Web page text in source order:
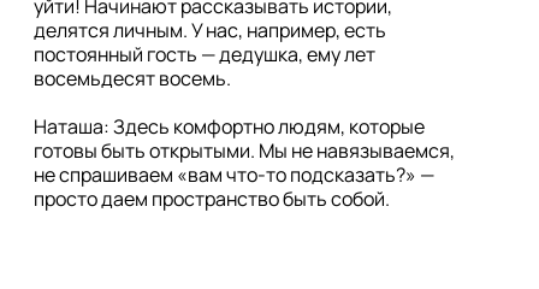
уйти! Начинают рассказывать истории,
делятся личным. У нас, например, есть
постоянный гость — дедушка, ему лет
восемьдесят восемь.
Наташа: Здесь комфортно людям, которые
готовы быть открытыми. Мы не навязываемся,
не спрашиваем «вам что-то подсказать?» —
просто даем пространство быть собой.